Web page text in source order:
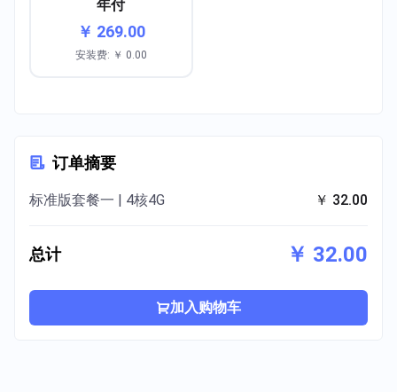
年付
￥ 269.00
安装费: ￥ 0.00
订单摘要
标准版套餐一 | 4核4G ￥ 32.00
总计 ￥ 32.00
加入购物车